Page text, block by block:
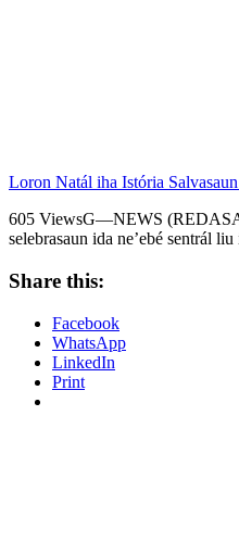
Loron Natál iha Istória
605 ViewsG—NEWS
selebrasaun ida ne’ebé sentrál
Share this:
Facebook
WhatsApp
LinkedIn
Print